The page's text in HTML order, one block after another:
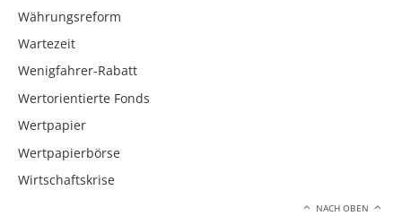
Währungsreform
Wartezeit
Wenigfahrer-Rabatt
Wertorientierte Fonds
Wertpapier
Wertpapierbörse
Wirtschaftskrise
NACH OBEN